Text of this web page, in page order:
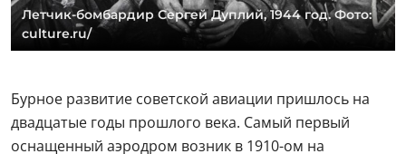
Летчик-бомбардир Сергей Дуплий, 1944 год. Фото:
culture.ru/
Бурное развитие советской авиации пришлось на
двадцатые годы прошлого века. Самый первый
оснащенный аэродром возник в 1910-ом на